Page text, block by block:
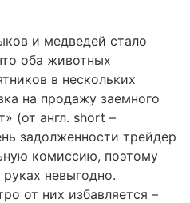
и медведей стало
оба животных
в нескольких
на продажу заемного
(от англ. short –
задолженности трейдер
комиссию, поэтому
невыгодно.
от них избавляется –